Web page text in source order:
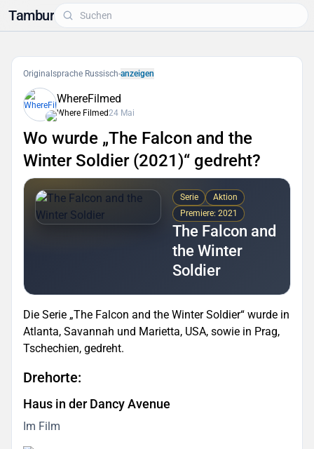
Tambur
Originalsprache Russisch-anzeigen
WhereFilmed
Where Filmed24 Mai
Wo wurde „The Falcon and the
Winter Soldier (2021)“ gedreht?
Serie
Aktion
Premiere: 2021
The Falcon and
the Winter
Soldier
Die Serie „The Falcon and the Winter Soldier“ wurde in
Atlanta, Savannah und Marietta, USA, sowie in Prag,
Tschechien, gedreht.
Drehorte:
Haus in der Dancy Avenue
Im Film